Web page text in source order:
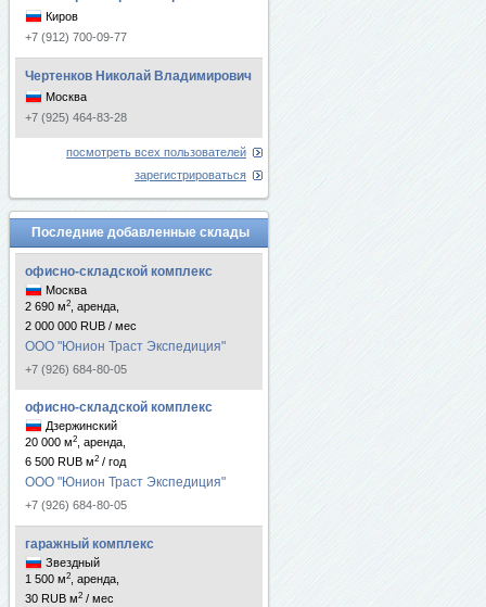
Киров
+7 (912) 700-09-77
Чертенков Николай Владимирович
Москва
+7 (925) 464-83-28
посмотреть всех пользователей
зарегистрироваться
Последние добавленные склады
офисно-складской комплекс
Москва
2 690 м2
, аренда,
2 000 000 RUB / мес
ООО "Юнион Траст Экспедиция"
+7 (926) 684-80-05
офисно-складской комплекс
Дзержинский
20 000 м2
, аренда,
6 500 RUB м2 / год
ООО "Юнион Траст Экспедиция"
+7 (926) 684-80-05
гаражный комплекс
Звездный
1 500 м2
, аренда,
30 RUB м2 / мес